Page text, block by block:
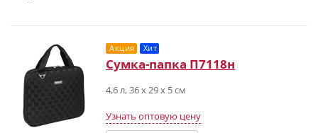
Акция Хит
Сумка-папка П7118н
4,6 л, 36 х 29 х 5 см
Узнать оптовую цену